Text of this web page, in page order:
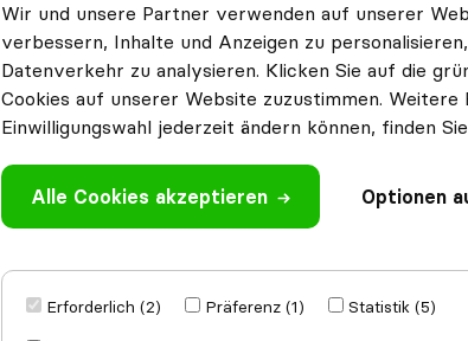
Wir und unsere Partner verwenden auf unserer
verbessern, Inhalte und Anzeigen zu
Datenverkehr zu analysieren. Klicken Sie auf die
Cookies auf unserer Website zuzustimmen.
Einwilligungswahl jederzeit ändern können, finden
Alle Cookies akzeptieren Optionen
Erforderlich (2) Präferenz (1)
Statistik (5)
Werden Sie Affiliate-
Füllen Sie das Formular aus und wir werden
Affiliate-Partnerschaft einzurichten.
Vorname
E-Mail-Adresse